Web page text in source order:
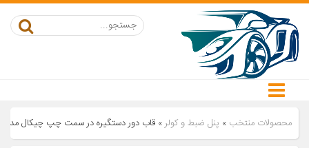
محصولات منتخب » پنل ضبط و کولر» قاب دور دستگیره در سمت چپ چیکال مدل CH 801 مناسب برای پژو 206